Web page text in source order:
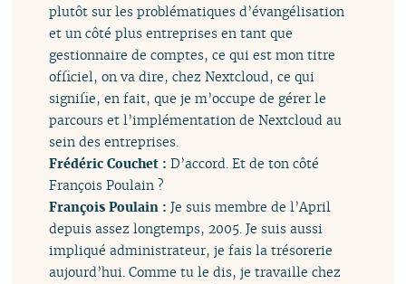
plutôt sur les problématiques d’évangélisation
et un côté plus entreprises en tant que
gestionnaire de comptes, ce qui est mon titre
officiel, on va dire, chez Nextcloud, ce qui
signifie, en fait, que je m’occupe de gérer le
parcours et l’implémentation de Nextcloud au
sein des entreprises.
Frédéric Couchet :D’accord. Et de ton côté
François Poulain ?
François Poulain :Je suis membre de l’April
depuis assez longtemps, 2005. Je suis aussi
impliqué administrateur, je fais la trésorerie
aujourd’hui. Comme tu le dis, je travaille chez